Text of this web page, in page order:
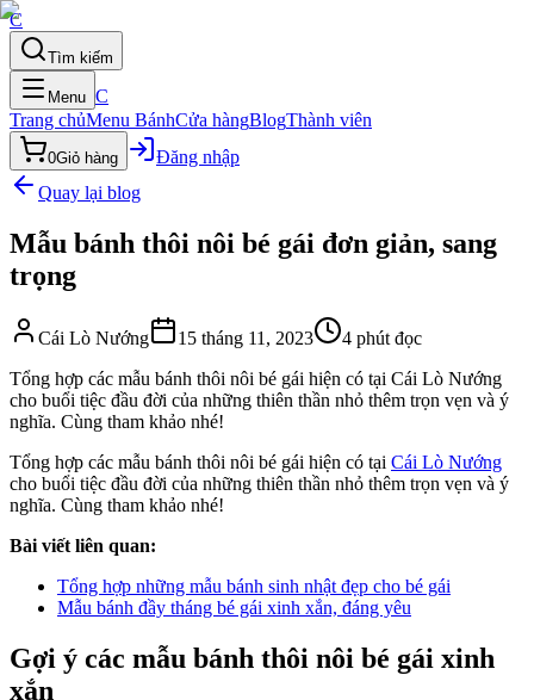
C
Tìm kiếm
Menu C
Trang chủMenu BánhCửa hàngBlogThành viên
0Giỏ hàng
Đăng nhập
Quay lại blog
Mẫu bánh thôi nôi bé gái đơn giản, sang
trọng
Cái Lò Nướng 15 tháng 11, 2023 4 phút đọc
Tổng hợp các mẫu bánh thôi nôi bé gái hiện có tại Cái Lò Nướng
cho buổi tiệc đầu đời của những thiên thần nhỏ thêm trọn vẹn và ý
nghĩa. Cùng tham khảo nhé!
Tổng hợp các mẫu bánh thôi nôi bé gái hiện có tại Cái Lò Nướng
cho buổi tiệc đầu đời của những thiên thần nhỏ thêm trọn vẹn và ý
nghĩa. Cùng tham khảo nhé!
Bài viết liên quan:
Tổng hợp những mẫu bánh sinh nhật đẹp cho bé gái
Mẫu bánh đầy tháng bé gái xinh xắn, đáng yêu
Gợi ý các mẫu bánh thôi nôi bé gái xinh
xắn